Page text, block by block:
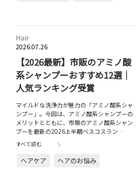
Hair
2026.07.26
【2026最新】市販のアミノ酸
系シャンプーおすすめ12選｜
人気ランキング受賞
マイルドな洗浄力が魅力の「アミノ酸系シャ
ンプー」。今回は、アミノ酸系シャンプーの
メリットとともに、市販のアミノ酸系シャン
プーを最新の2026上半期ベスコスラン…
すべて読む
ヘアケア ヘアのお悩み